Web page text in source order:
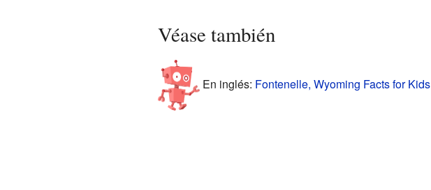
Véase también
En inglés: Fontenelle, Wyoming Facts for Kids